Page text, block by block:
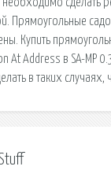
Прямоугольные
Купить
At Address в SA-MP
в таких случаях,